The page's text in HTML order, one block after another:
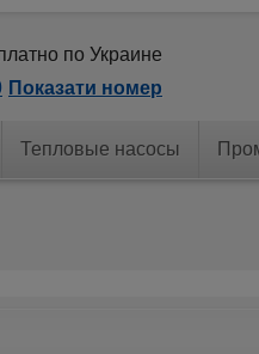
по Украине
Показати номер
Тепловые насосы